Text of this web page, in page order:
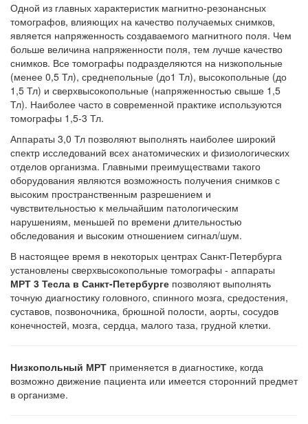
Одной из главных характеристик магнитно-резонансных
томографов, влияющих на качество получаемых снимков,
является напряженность создаваемого магнитного поля. Чем
больше величина напряженности поля, тем лучше качество
снимков. Все томографы подразделяются на низкопольные
(менее 0,5 Тл), среднепольные (до1 Тл), высокопольные (до
1,5 Тл) и сверхвысокопольные (напряженностью свыше 1,5
Тл). Наиболее часто в современной практике используются
томографы 1,5-3 Тл.
Аппараты 3,0 Тл позволяют выполнять наиболее широкий
спектр исследований всех анатомических и физиологических
отделов организма. Главными преимуществами такого
оборудования являются возможность получения снимков с
высоким пространственным разрешением и
чувствительностью к мельчайшим патологическим
нарушениям, меньшей по времени длительностью
обследования и высоким отношением сигнал/шум.
В настоящее время в некоторых центрах Санкт-Петербурга
установлены сверхвысокопольные томографы - аппараты
МРТ 3 Тесла в Санкт-Петербурге позволяют выполнять
точную диагностику головного, спинного мозга, средостения,
суставов, позвоночника, брюшной полости, аорты, сосудов
конечностей, мозга, сердца, малого таза, грудной клетки.
Низкопольный МРТ применяется в диагностике, когда
возможно движение пациента или имеется сторонний предмет
в организме.